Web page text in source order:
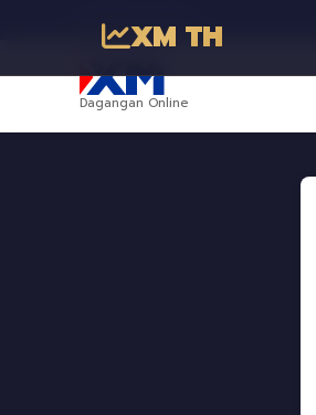
XM TH
พันธมิตรทางธุรกิจ
Dagangan Online